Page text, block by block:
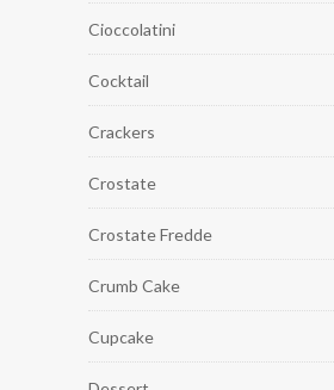
Cioccolatini
Cocktail
Crackers
Crostate
Crostate Fredde
Crumb Cake
Cupcake